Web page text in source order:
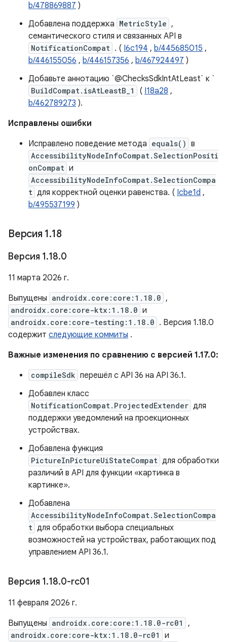
b/478869887 )
Добавлена ​​поддержка MetricStyle ,
семантического стиля и связанных API в
NotificationCompat . ( I6c194 , b/445685015 ,
b/446155056 , b/446157356 , b/467924497 )
Добавьте аннотацию `@ChecksSdkIntAtLeast` к `
BuildCompat.isAtLeastB_1 ( I18a28 ,
b/462789273 ).
Исправлены ошибки
Исправлено поведение метода equals() в
AccessibilityNodeInfoCompat.SelectionPositi
onCompat и
AccessibilityNodeInfoCompat.SelectionCompa
t для корректной оценки равенства. ( Icbe1d ,
b/495537199 )
Версия 1.18
Версия 1.18.0
11 марта 2026 г.
Выпущены androidx.core:core:1.18.0 ,
androidx.core:core-ktx:1.18.0 и
androidx.core:core-testing:1.18.0 . Версия 1.18.0
содержит следующие коммиты .
Важные изменения по сравнению с версией 1.17.0:
compileSdk перешёл с API 36 на API 36.1.
Добавлен класс
NotificationCompat.ProjectedExtender для
поддержки уведомлений на проекционных
устройствах.
Добавлена ​​функция
PictureInPictureUiStateCompat для обработки
различий в API для функции «картинка в
картинке».
Добавлена
AccessibilityNodeInfoCompat.SelectionCompa
t для обработки выбора специальных
возможностей на устройствах, работающих под
управлением API 36.1.
Версия 1.18.0-rc01
11 февраля 2026 г.
Выпущены androidx.core:core:1.18.0-rc01 ,
androidx.core:core-ktx:1.18.0-rc01 и